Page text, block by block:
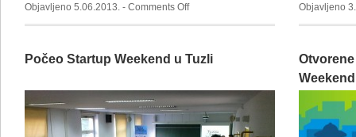
Objavljeno 5.06.2013. - Comments Offon
Završen
Tuzla
Weekend
Objavljeno
Počeo Startup Weekend u Tuzli